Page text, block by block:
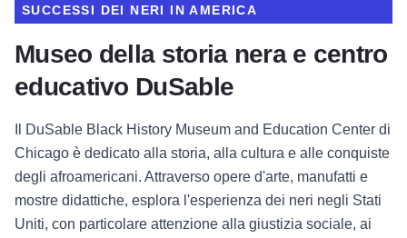
Museo della storia nera e centro
educativo DuSable
SUCCESSI DEI NERI IN AMERICA
Il DuSable Black History Museum and Education Center di
Chicago è dedicato alla storia, alla cultura e alle conquiste
degli afroamericani. Attraverso opere d'arte, manufatti e
mostre didattiche, esplora l'esperienza dei neri negli Stati
Uniti, con particolare attenzione alla giustizia sociale, ai